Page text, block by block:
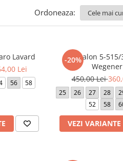
Ordoneaza:
Lavard
Lei
56 58
-20%
Pantalon 5-515/
Wegener
450,00 Lei
25 26 27 28
52
58
VEZI VARIANTE